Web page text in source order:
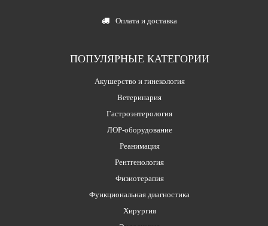
Оплата и доставка
ПОПУЛЯРНЫЕ КАТЕГОРИИ
Акушерство и гинекология
Ветеринария
Гастроэнтерология
ЛОР-оборудование
Реанимация
Рентгенология
Физиотерапия
Функциональная диагностика
Хирургия